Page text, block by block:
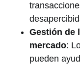
Gestión de
mercado:
pueden